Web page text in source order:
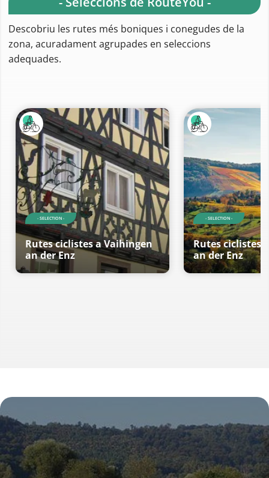
Descobriu les rutes més boniques i conegudes de la
zona, acuradament agrupades en seleccions
adequades.
- SELECTION -
Rutes ciclistes a Vaihingen
an der Enz
- SELECTION -
Rutes ciclistes
an der Enz